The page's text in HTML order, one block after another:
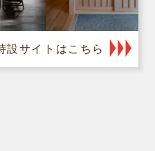
設サイトはこちら